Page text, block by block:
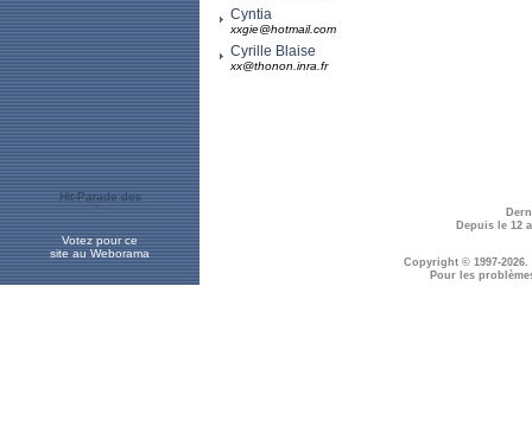
Cyntia
xxgie@hotmail.com
Cyrille Blaise
xx@thonon.inra.fr
Votez pour ce
site au Weborama
Depuis le 12
Copyright © 1997-2026.
Pour les